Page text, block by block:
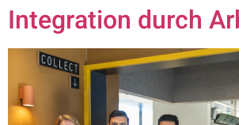
Integration durch